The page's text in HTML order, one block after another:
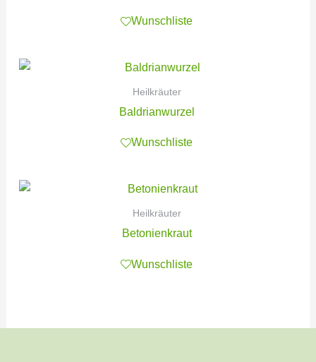
Wunschliste
Heilkräuter
Baldrianwurzel
Wunschliste
Heilkräuter
Betonienkraut
Wunschliste